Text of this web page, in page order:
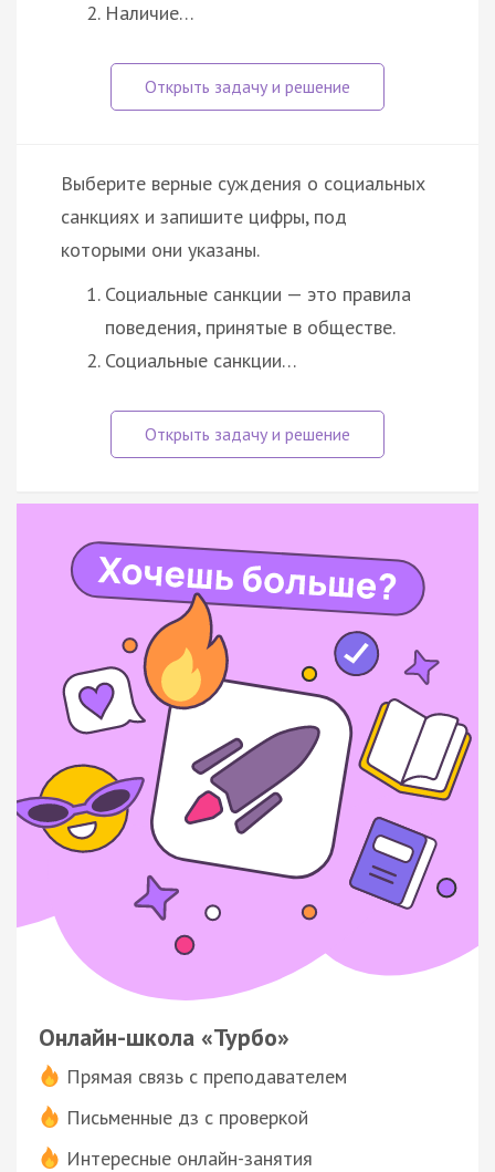
Наличие…
Выберите верные суждения о социальных
санкциях и запишите цифры, под
которыми они указаны.
Социальные санкции — это правила
поведения, принятые в обществе.
Социальные санкции…
Онлайн-школа «Турбо»
Прямая связь с преподавателем
Письменные дз с проверкой
Интересные онлайн-занятия